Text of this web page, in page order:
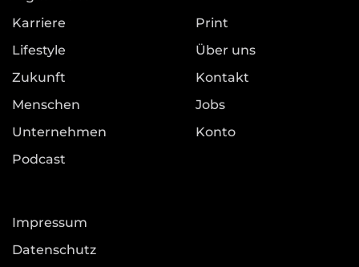
Karriere
Lifestyle
Zukunft
Menschen
Unternehmen
Podcast
Print
Über uns
Kontakt
Jobs
Konto
Impressum
Datenschutz